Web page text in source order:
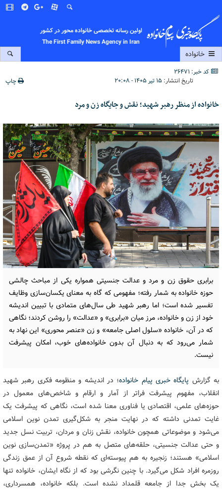
اولین رسانه تخصصی خانواده محور در کشور
The First Family News Agency in Iran
خانواده
کد خبر: 26471
تاریخ انتشار: ۱۵ تیر ۱۴۰۵ - ۲۰:۰۸ چاپ
خانواده از منظر رهبر شهید؛ نقش و جایگاه زن و مرد
برابری حقوق زن و مرد و عدالت جنسیتی همواره یکی از مباحث چالشی
حوزه خانواده به شمار رفته؛ مفهومی که گاه به معنای یکسان‌سازی وظایف
تفسیر شده است؛ اما رهبر شهید طی سال‌های متمادی با تبیین اندیشه
خود از زن و خانواده، مرز میان «برابری» و «عدالت» را روشن کردند؛ نگاهی
که در آن، خانواده «سلول اصلی جامعه» و زن «عنصر محوری» این نهاد به
شمار می‌رود که به دنبال آن بدون خانواده‌های خوب، امکان پیشرفت
نیست.
به گزارش پایگاه خبری پیام خانواده؛ در اندیشه و منظومه فکری رهبر شهید
انقلاب، مفهوم پیشرفت فراتر از آمار و ارقام و شاخص‌های معمول در
حوزه‌های علمی، اقتصادی یا فناوری معنا شده است، نگاهی که پیشرفت یک
غایت تمدنی داشته که در نهایت منجر به شکل‌گیری تمدن نوین اسلامی
می‌شود و موضوعاتی همچون خانواده، نقش زنان و مردان، تربیت نسل جدید
و حتی عدالت جنسیتی، حلقه‌های متصل به هم در پروژه «تمدن‌سازی نوین
اسلامی» هستند؛ زنجیره به هم پیوسته‌ای که نقطه‌ شروع آن از عمق زندگی
روزمره‌ افراد شکل می‌گیرد. با چنین نگرشی بود که از نگاه ایشان، خانواده تنها
یک بخش جدا از جامعه قلمداد نشده است. بلکه خانواده، همسرداری،